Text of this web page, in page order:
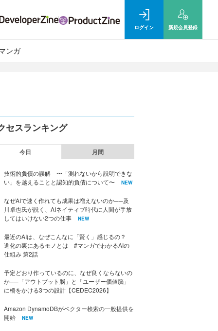
ログイン 新規会員登録
ンガ
セスランキング
今日 月間
技術的負債の誤解 〜「測れないから説明できな
い」を越えることと認知的負債について〜
NEW
なぜAIで速く作れても成果は増えないのか──及
川卓也氏が説く、AIネイティブ時代に人間が手放
してはいけない2つの仕事
NEW
最近のAIは、なぜこんなに「賢く」感じるの？
進化の裏にあるモノとは #マンガでわかるAIの
仕組み 第2話
予定どおり作っているのに、なぜ良くならないの
か──「アウトプット脳」と「ユーザー価値脳」
に橋をかける3つの設計【CEDEC2026】
Amazon DynamoDBがベクター検索の一般提供を
開始
NEW